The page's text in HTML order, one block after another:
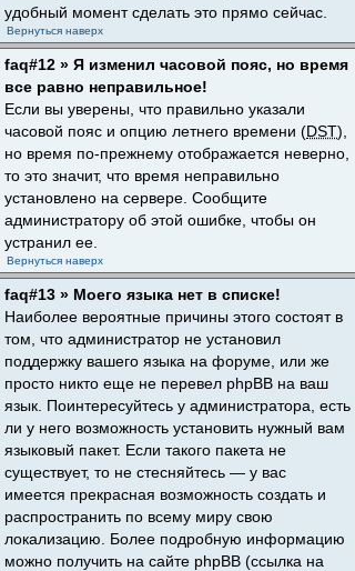
удобный момент сделать это прямо сейчас.
Вернуться наверх
faq#12 » Я изменил часовой пояс, но время
все равно неправильное!
Если вы уверены, что правильно указали
часовой пояс и опцию летнего времени (DST),
но время по-прежнему отображается неверно,
то это значит, что время неправильно
установлено на сервере. Сообщите
администратору об этой ошибке, чтобы он
устранил ее.
Вернуться наверх
faq#13 » Моего языка нет в списке!
Наиболее вероятные причины этого состоят в
том, что администратор не установил
поддержку вашего языка на форуме, или же
просто никто еще не перевел phpBB на ваш
язык. Поинтересуйтесь у администратора, есть
ли у него возможность установить нужный вам
языковый пакет. Если такого пакета не
существует, то не стесняйтесь — у вас
имеется прекрасная возможность создать и
распространить по всему миру свою
локализацию. Более подробную информацию
можно получить на сайте phpBB (ссылка на